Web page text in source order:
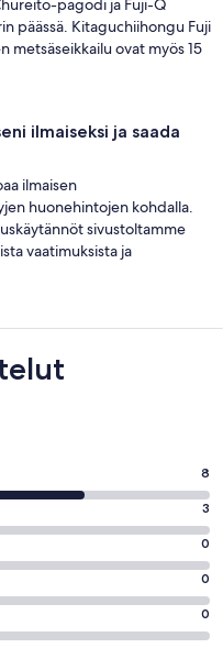
pagodi ja Fuji-Q
päässä. Kitaguchiihongu Fuji
metsäseikkailu ovat myös 15
ilmaiseksi ja saada
ilmaisen
huonehintojen kohdalla.
sivustoltamme
vaatimuksista ja
8
3
0
0
0